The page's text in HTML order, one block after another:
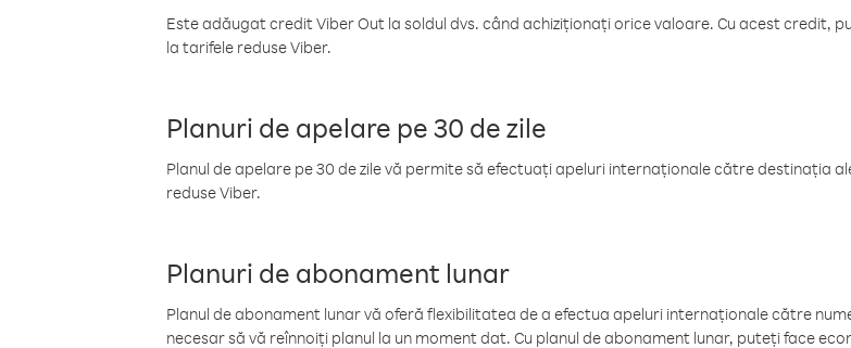
Este adăugat credit Viber Out la soldul dvs. când achiziționați orice valoare. Cu acest credit,
la tarifele reduse Viber.
Planuri de apelare pe 30 de zile
Planul de apelare pe 30 de zile vă permite să efectuați apeluri internaționale către destinația
reduse Viber.
Planuri de abonament lunar
Planul de abonament lunar vă oferă flexibilitatea de a efectua apeluri internaționale către
necesar să vă reînnoiți planul la un moment dat. Cu planul de abonament lunar, puteți face